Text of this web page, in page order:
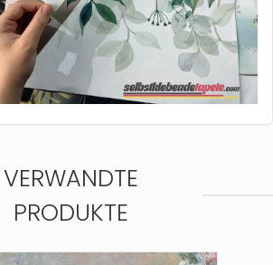
VERWANDTE
PRODUKTE